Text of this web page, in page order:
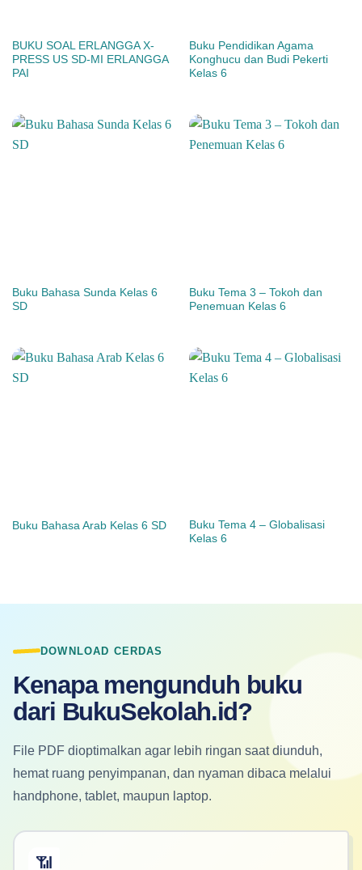
BUKU SOAL ERLANGGA X-
PRESS US SD-MI ERLANGGA
PAI
Buku Pendidikan Agama
Konghucu dan Budi Pekerti
Kelas 6
Buku Bahasa Sunda Kelas 6
SD
Buku Tema 3 – Tokoh dan
Penemuan Kelas 6
Buku Bahasa Arab Kelas 6 SD
Buku Tema 4 – Globalisasi
Kelas 6
DOWNLOAD CERDAS
Kenapa mengunduh buku
dari BukuSekolah.id?
File PDF dioptimalkan agar lebih ringan saat diunduh,
hemat ruang penyimpanan, dan nyaman dibaca melalui
handphone, tablet, maupun laptop.
📶